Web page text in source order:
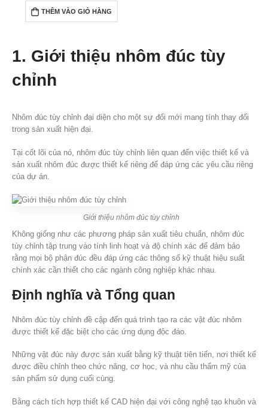
THÊM VÀO GIỎ HÀNG
1. Giới thiệu nhôm đúc tùy
chỉnh
Nhôm đúc tùy chỉnh đại diện cho một sự đổi mới mang tính thay đổi
trong sản xuất hiện đại.
Tại cốt lõi của nó, nhôm đúc tùy chỉnh liên quan đến việc thiết kế và
sản xuất nhôm đúc được thiết kế riêng để đáp ứng các yêu cầu riêng
của dự án.
Giới thiệu nhôm đúc tùy chỉnh
Không giống như các phương pháp sản xuất tiêu chuẩn, nhôm đúc
tùy chỉnh tập trung vào tính linh hoạt và độ chính xác để đảm bảo
rằng mọi bộ phận đúc đều đáp ứng các thông số kỹ thuật hiệu suất
chính xác cần thiết cho các ngành công nghiệp khác nhau.
Định nghĩa và Tổng quan
Nhôm đúc tùy chỉnh đề cập đến quá trình tạo ra các vật đúc nhôm
được thiết kế đặc biệt cho các ứng dụng độc đáo.
Những vật đúc này được sản xuất bằng kỹ thuật tiên tiến, nơi thiết kế
được điều chỉnh theo chức năng, cơ học, và nhu cầu thẩm mỹ của
sản phẩm sử dụng cuối cùng.
Bằng cách tích hợp thiết kế CAD hiện đại với công nghệ tạo khuôn và